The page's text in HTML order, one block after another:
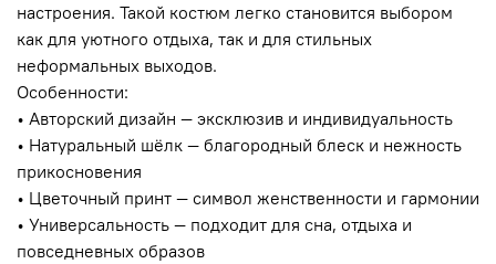
настроения. Такой костюм легко становится выбором
как для уютного отдыха, так и для стильных
неформальных выходов.
Особенности:
• Авторский дизайн — эксклюзив и индивидуальность
• Натуральный шёлк — благородный блеск и нежность
прикосновения
• Цветочный принт — символ женственности и гармонии
• Универсальность — подходит для сна, отдыха и
повседневных образов